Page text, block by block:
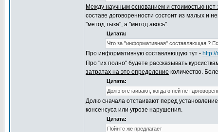
Между научным основанием и стоимостью нет
составе договоренности состоит из малых и
"метод тыка", а "метод авось".
Цитата:
Что за "информативная" составляющая ?
Про информативную составляющую тут -
Про "их полно" будете рассказывать
затратах на это определение количество.
Цитата:
Долю отстаивают, когда о ней нет
Долю сначала отстаивают перед
консенсуса или угрозе нарушения.
Цитата:
Пойнтс же предлагает